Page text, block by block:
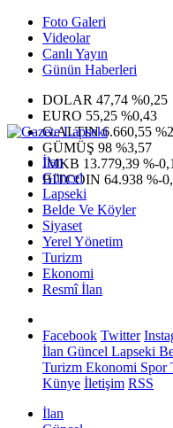
Foto Galeri
Videolar
Canlı Yayın
Günün Haberleri
DOLAR 47,74 %0,25
EURO 55,25 %0,43
G.ALTIN6.660,55
GÜMÜŞ 98 %3,57
IMKB 13.779,39 %-
BITCOIN 64.938 %-
İlan
Güncel
Lapseki
Belde Ve Köyler
Siyaset
Yerel Yönetim
Turizm
Ekonomi
Resmî İlan
Facebook Twitter
İlan Güncel Lapseki
Turizm Ekonomi Spor
Künye İletişim RSS
İlan